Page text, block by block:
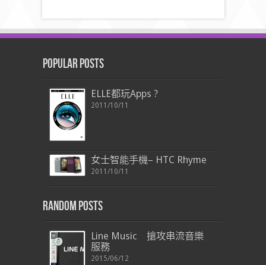
Popular Posts
ELLE都玩Apps ?
2011/10/11
女士智能手機– HTC Rhyme
2011/10/11
Random Posts
Line Music 搶攻串流音樂
服務
2015/06/12